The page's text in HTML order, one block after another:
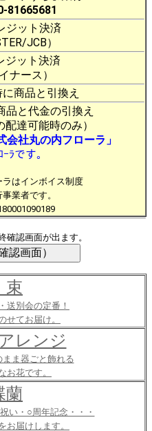
81665681
ジット決済
JCB）
ジット決済
ナース）
商品と引換え
品と代金の引換え
達可能時のみ）
会社丸の内フローラ」
ﾗです。
はインボイス制度
業者です。
確認画面が出ます。
送別会の定番！
せてお届け。
レンジ
ま器ごと飾れる
お花です。
蘭
い・○周年記念・・・
お届けします。